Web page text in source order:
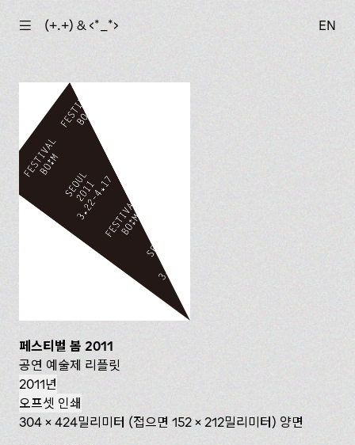
☰ (+.+) & ‹*_*› EN
페스티벌 봄 2011
공연 예술제 리플릿
2011년
오프셋 인쇄
304 x 424밀리미터 (접으면 152 x 212밀리미터) 양면